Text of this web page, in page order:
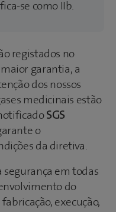
se como IIb.
registados no
garantia, a
dos nossos
medicinais estão
SGS
o
da diretiva.
segurança em todas
do
execução,